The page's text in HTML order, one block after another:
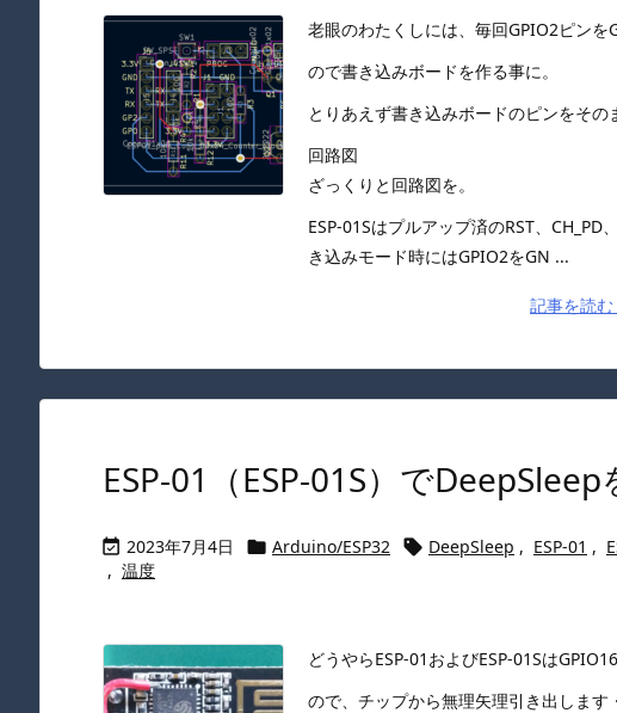
老眼のわたくしには、毎回GPIO2ピンを
ので書き込みボードを作る事に。
とりあえず書き込みボードのピンをその
回路図
ざっくりと回路図を。
ESP-01Sはプルアップ済のRST、
き込みモード時にはGPIO2をGN ...
記事を読む
ESP-01（ESP-01S）で
 2023年7月4日  Arduino/ESP32  DeepSleep , ESP-01 ,
, 温度
どうやらESP-01およびESP-01Sは
ので、チップから無理矢理引き出します